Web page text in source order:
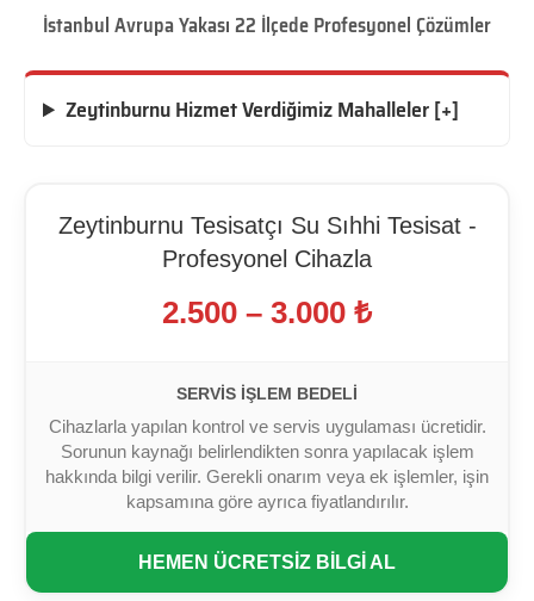
İstanbul Avrupa Yakası 22 İlçede Profesyonel Çözümler
Zeytinburnu Hizmet Verdiğimiz Mahalleler [+]
Zeytinburnu Tesisatçı Su Sıhhi Tesisat -
Profesyonel Cihazla
2.500 – 3.000 ₺
SERVIS İŞLEM BEDELI
Cihazlarla yapılan kontrol ve servis uygulaması ücretidir.
Sorunun kaynağı belirlendikten sonra yapılacak işlem
hakkında bilgi verilir. Gerekli onarım veya ek işlemler, işin
kapsamına göre ayrıca fiyatlandırılır.
HEMEN ÜCRETSİZ BİLGİ AL